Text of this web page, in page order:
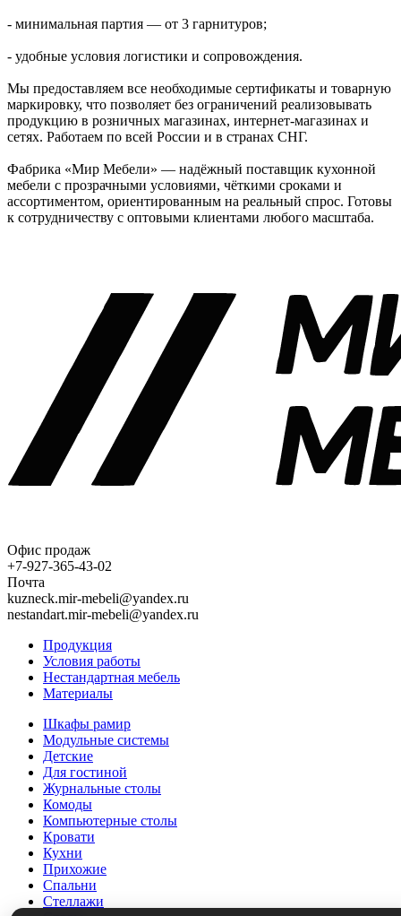
- минимальная партия — от 3 гарнитуров;
- удобные условия логистики и сопровождения.
Мы предоставляем все необходимые сертификаты и товарную
маркировку, что позволяет без ограничений реализовывать
продукцию в розничных магазинах, интернет-магазинах и
сетях. Работаем по всей России и в странах СНГ.
Фабрика «Мир Мебели» — надёжный поставщик кухонной
мебели с прозрачными условиями, чёткими сроками и
ассортиментом, ориентированным на реальный спрос. Готовы
к сотрудничеству с оптовыми клиентами любого масштаба.
Офис продаж
+7-927-365-43-02
Почта
kuzneck.mir-mebeli@yandex.ru
nestandart.mir-mebeli@yandex.ru
Продукция
Условия работы
Нестандартная мебель
Материалы
Шкафы рамир
Модульные системы
Детские
Для гостиной
Журнальные столы
Комоды
Компьютерные столы
Кровати
Кухни
Прихожие
Спальни
Стеллажи